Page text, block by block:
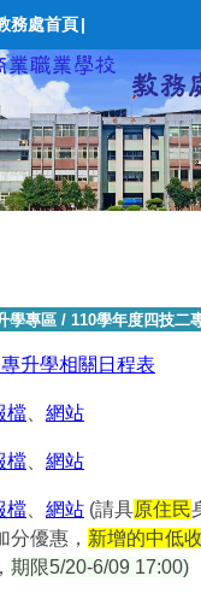
務處首頁|
學專區 / 110學年度四技二
升學相關日程表
檔 網站
檔 網站
檔 網站 (請具原住民
分優惠， 新增的中低收
期限5/20-6/09 17:00)